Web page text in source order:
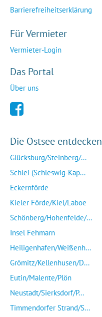
Barrierefreiheitserklärung
Für Vermieter
Vermieter-Login
Das Portal
Über uns
Die Ostsee entdecken
Glücksburg/Steinberg/...
Schlei (Schleswig-Kap...
Eckernförde
Kieler Förde/Kiel/Laboe
Schönberg/Hohenfelde/...
Insel Fehmarn
Heiligenhafen/Weißenh...
Grömitz/Kellenhusen/D...
Eutin/Malente/Plön
Neustadt/Sierksdorf/P...
Timmendorfer Strand/S...